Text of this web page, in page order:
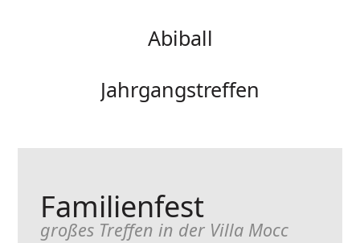
Abiball
Jahrgangstreffen
Familienfest
großes Treffen in der Villa Mocc